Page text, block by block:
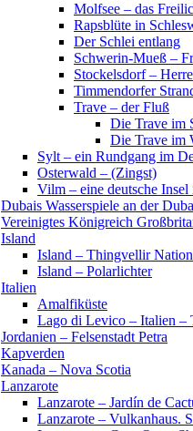
Molfsee – das
Rapsblüte in
Der Schlei entlang
Schwerin-Mueß –
Stockelsdorf –
Timmendorfer
Trave – der Fluß
Die Trave im
Die Trave im
Sylt – ein Rundgang im
Osterwald – (Zingst)
Vilm – eine deutsche Insel
Dubais Wasserspiele an der
Vereinigtes Königreich
Island
Island – Thingvellir
Island – Polarlichter
Italien
Amalfiküste
Lago di Levico – Italien –
Jordanien – Felsenstadt Petra
Kapverden
Kanada – Nova Scotia
Lanzarote
Lanzarote – Jardín de
Lanzarote – Vulkanhaus.